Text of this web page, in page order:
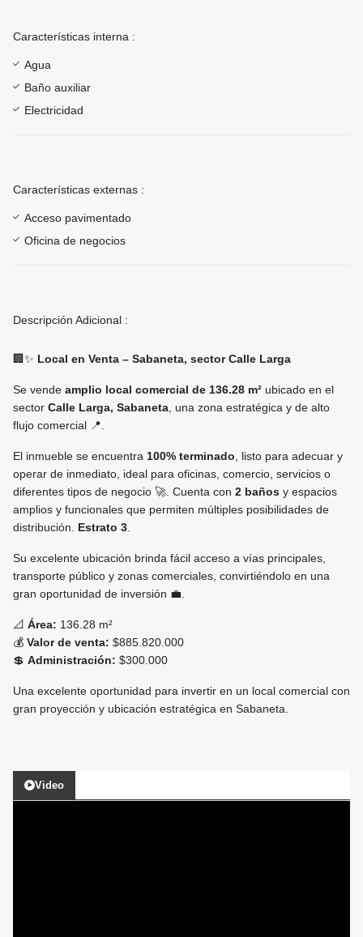
Características interna :
Agua
Baño auxiliar
Electricidad
Características externas :
Acceso pavimentado
Oficina de negocios
Descripción Adicional :
🏢✨ Local en Venta – Sabaneta, sector Calle Larga
Se vende amplio local comercial de 136.28 m² ubicado en el
sector Calle Larga, Sabaneta , una zona estratégica y de alto
flujo comercial 📍.
El inmueble se encuentra 100% terminado , listo para adecuar y
operar de inmediato, ideal para oficinas, comercio, servicios o
diferentes tipos de negocio 🚀. Cuenta con 2 baños y espacios
amplios y funcionales que permiten múltiples posibilidades de
distribución. Estrato 3
Su excelente ubicación brinda fácil acceso a vías principales,
transporte público y zonas comerciales, convirtiéndolo en una
gran oportunidad de inversión 💼.
📐 Área: 136.28 m²
💰 Valor de venta: $885.820.000
💲 Administración: $300.000
Una excelente oportunidad para invertir en un local comercial con
gran proyección y ubicación estratégica en Sabaneta.
Video